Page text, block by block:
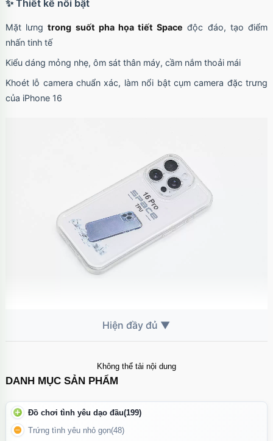
✨ Thiết kế nổi bật
Mặt lưngtrong suốt pha họa tiết Space độc đáo, tạo điểm
nhấn tinh tế
Kiểu dáng mỏng nhẹ, ôm sát thân máy, cầm nắm thoải mái
Khoét lỗ camera chuẩn xác, làm nổi bật cụm camera đặc trưng
của iPhone 16
Ốp lưng iPhone 16 Pro
Chất liệuTPU dẻo cao cấp, đàn hồi tốt, chống trầy xước và va
Viền bo mềm giúpgiảm sốc khi rơi
máy
Không thể tải nội dung
DANH MỤC SẢN PHẨM
Đồ chơi tình yêu dạo đầu(199)
Trứng tình yêu nhỏ gọn(48)